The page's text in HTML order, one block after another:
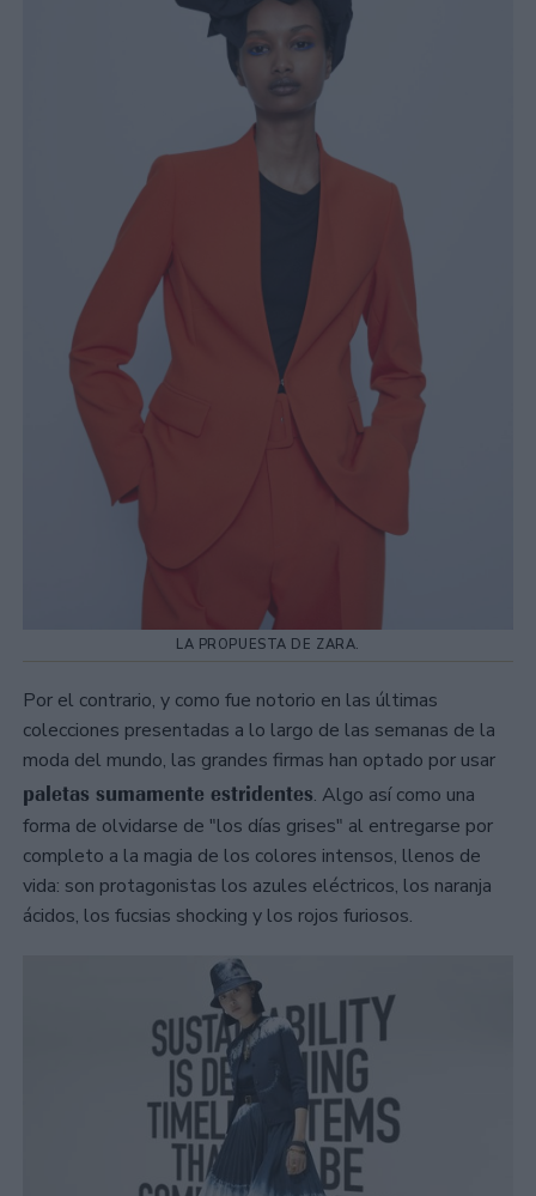
LA PROPUESTA DE ZARA.
Por el contrario, y como fue notorio en las últimas
colecciones presentadas a lo largo de las semanas de la
moda del mundo, las grandes firmas han optado por usar
paletas sumamente estridentes. Algo así como una
forma de olvidarse de "los días grises" al entregarse por
completo a la magia de los colores intensos, llenos de
vida: son protagonistas los azules eléctricos, los naranja
ácidos, los fucsias shocking y los rojos furiosos.